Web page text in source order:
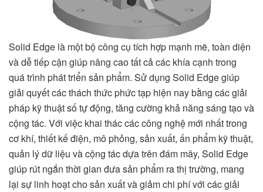
Solid Edge là một bộ công cụ tích hợp mạnh mẽ, toàn diện
và dễ tiếp cận giúp nâng cao tất cả các khía cạnh trong
quá trình phát triển sản phẩm. Sử dụng Solid Edge giúp
giải quyết các thách thức phức tạp hiện nay bằng các giải
pháp kỹ thuật số tự động, tăng cường khả năng sáng tạo và
cộng tác. Với việc khai thác các công nghệ mới nhất trong
cơ khí, thiết kế điện, mô phỏng, sản xuất, ấn phẩm kỹ thuật,
quản lý dữ liệu và cộng tác dựa trên đám mây, Solid Edge
giúp rút ngắn thời gian đưa sản phẩm ra thị trường, mang
lại sự linh hoạt cho sản xuất và giảm chi phí với các giải